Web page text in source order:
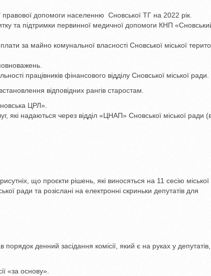
допомоги населенню Сновської ТГ на 2022 рік.
та підтримки первинної медичної допомоги КНП
за майно комунальної власності Сновської міської
працівників фінансового відділу Сновської міської ради.
відповідних рангів старостам.
ЦРЛ».
які надаються через відділ «ЦНАП» Сновської міської ради
що проєкти рішень, які виносяться на 11 сесію
ради та розіслані на електронні скриньки депутатів для
денний засідання комісії, який є на руках у
«за основу».